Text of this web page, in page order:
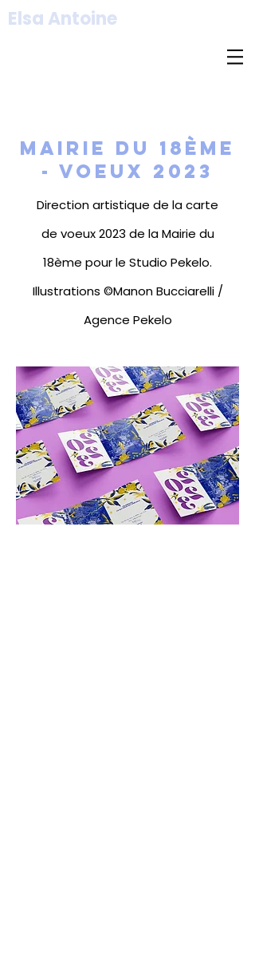
Elsa Antoine
Mairie du 18ème
- Voeux 2023
Direction artistique de la carte
de voeux 2023 de la Mairie du
18ème pour le Studio Pekelo.
Illustrations ©Manon Bucciarelli /
Agence Pekelo